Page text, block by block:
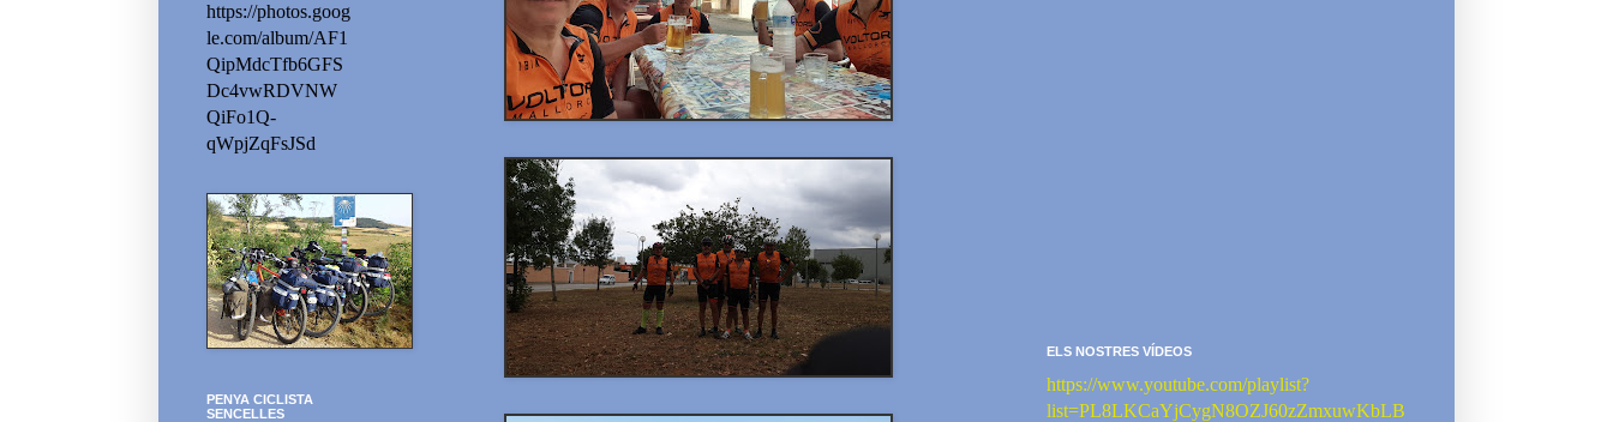
https://photos.goog
le.com/album/AF1
QipMdcTfb6GFS
Dc4vwRDVNW
QiFo1Q-
qWpjZqFsJSd
PENYA CICLISTA
SENCELLES
ELS NOSTRES VÍDEOS
https://www.youtube.com/playlist?
list=PL8LKCaYjCygN8OZJ60zZmxuwKbLB